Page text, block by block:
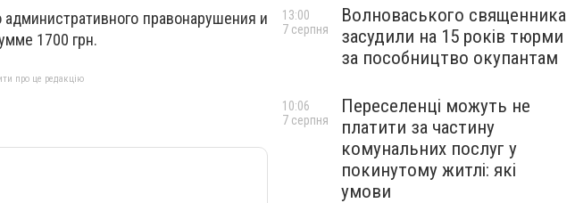
правонарушения и
1700 грн.
про це редакцію
Волноваського священника
засудили на 15 років тюрми
за пособництво окупантам
13:00
7 серпня
Переселенці можуть не
платити за частину
комунальних послуг у
покинутому житлі: які
умови
10:06
7 серпня